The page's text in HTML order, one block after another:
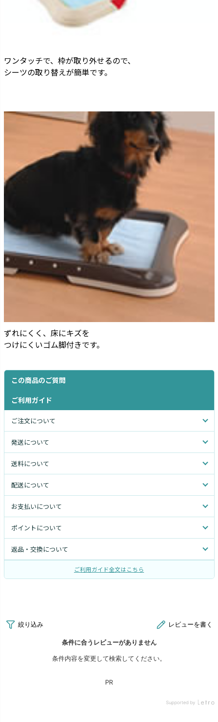
ワンタッチで、枠が取り外せるので、
シーツの取り替えが簡単です。
ずれにくく、床にキズを
つけにくいゴム脚付きです。
この商品のご質問
ご利用ガイド
ご注文について
発送について
送料について
配送について
お支払いについて
ポイントについて
返品・交換について
ご利用ガイド全文はこちら